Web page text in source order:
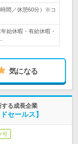
間／休憩60分）※コ
始休暇・有給休暇・
気になる
る成長企業
セールス】
可